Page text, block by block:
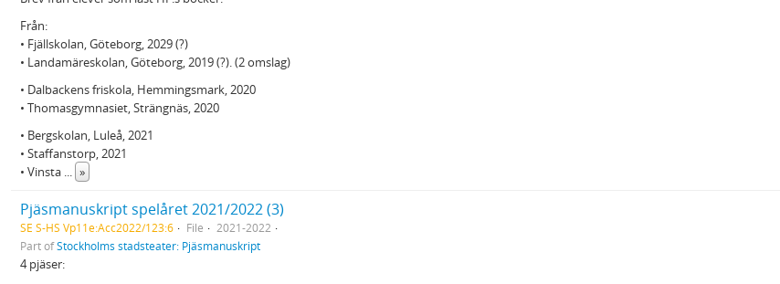
Från:
• Fjällskolan, Göteborg, 2029 (?)
• Landamäreskolan, Göteborg, 2019 (?). (2 omslag)
• Dalbackens friskola, Hemmingsmark, 2020
• Thomasgymnasiet, Strängnäs, 2020
• Bergskolan, Luleå, 2021
• Staffanstorp, 2021
• Vinsta ... »
Pjäsmanuskript spelåret 2021/2022 (3)
SE S-HS Vp11e:Acc2022/123:6 File
2021-2022
Part ofStockholms stadsteater: Pjäsmanuskript
4 pjäser: